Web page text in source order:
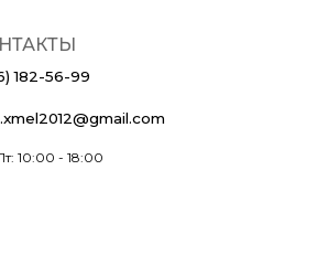
182-56-99
10:00 - 18:00